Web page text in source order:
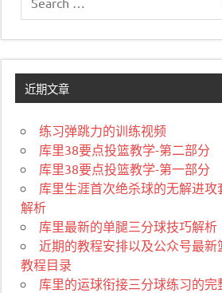
近期文章
练习弹跳力的训练视频
库里38要点投篮教学-第二部分
库里38要点投篮教学-第一部分
库里生涯首次绝杀球的无解进攻
解析
库里最新的单腿三分球技巧解析
近期的教程安排以及公众号最新
教程目录
库里的运球衔接三分球练习的完